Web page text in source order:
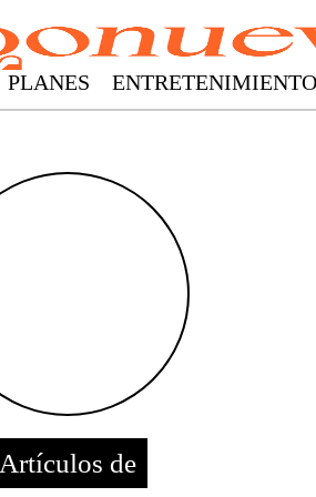
PLANES ENTRETENIMIENTO
Artículos de